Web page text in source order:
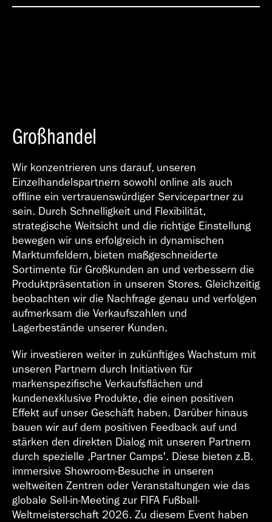
Großhandel
Wir konzentrieren uns darauf, unseren
Einzelhandelspartnern sowohl online als auch
offline ein vertrauenswürdiger Servicepartner zu
sein. Durch Schnelligkeit und Flexibilität,
strategische Weitsicht und die richtige Einstellung
bewegen wir uns erfolgreich in dynamischen
Marktumfeldern, bieten maßgeschneiderte
Sortimente für Großkunden an und verbessern die
Produktpräsentation in unseren Stores. Gleichzeitig
beobachten wir die Nachfrage genau und verfolgen
aufmerksam die Verkaufszahlen und
Lagerbestände unserer Kunden.
Wir investieren weiter in zukünftiges Wachstum mit
unseren Partnern durch Initiativen für
markenspezifische Verkaufsflächen und
kundenexklusive Produkte, die einen positiven
Effekt auf unser Geschäft haben. Darüber hinaus
bauen wir auf dem positiven Feedback auf und
stärken den direkten Dialog mit unseren Partnern
durch spezielle ,Partner Camps'. Diese bieten z.B.
immersive Showroom-Besuche in unseren
weltweiten Zentren oder Veranstaltungen wie das
globale Sell-in-Meeting zur FIFA Fußball-
Weltmeisterschaft 2026. Zu diesem Event haben